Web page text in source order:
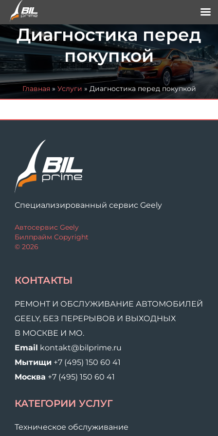
Диагностика перед
покупкой
Главная » Услуги » Диагностика перед покупкой
Специализированный сервис Geely
Автосервис Geely
Билпрайм Copyright
© 2026
КОНТАКТЫ
РЕМОНТ И ОБСЛУЖИВАНИЕ АВТОМОБИЛЕЙ
GEELY, БЕЗ ПЕРЕРЫВОВ И ВЫХОДНЫХ
В МОСКВЕ И МО.
Email kontakt@bilprime.ru
Мытищи +7 (495) 150 60 41
Москва +7 (495) 150 60 41
КАТЕГОРИИ УСЛУГ
Техническое обслуживание